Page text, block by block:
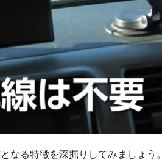
なる特徴を深掘りしてみましょう。